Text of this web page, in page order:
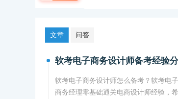
文章 问答
软考电子商务设计师备考经验
软考电子商务设计师怎么备考？软考电
商务经理零基础通关电商设计师经验，